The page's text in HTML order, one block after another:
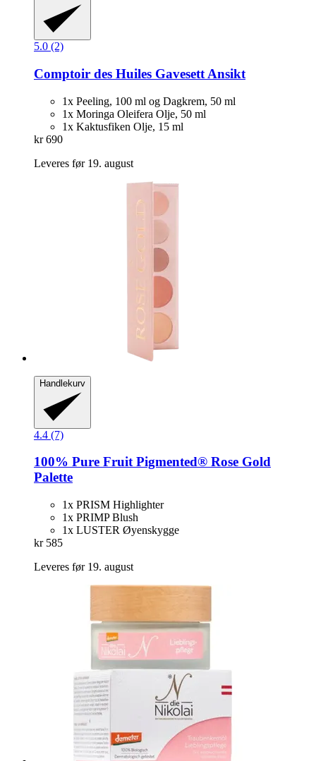
5.0 (2)
Comptoir des Huiles Gavesett Ansikt
1x Peeling, 100 ml og Dagkrem, 50 ml
1x Moringa Oleifera Olje, 50 ml
1x Kaktusfiken Olje, 15 ml
kr 690
Leveres før 19. august
Handlekurv
4.4 (7)
100% Pure Fruit Pigmented® Rose Gold
Palette
1x PRISM Highlighter
1x PRIMP Blush
1x LUSTER Øyenskygge
kr 585
Leveres før 19. august